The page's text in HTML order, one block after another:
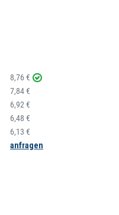
8,76 €
7,84 €
6,92 €
6,48 €
6,13 €
anfragen